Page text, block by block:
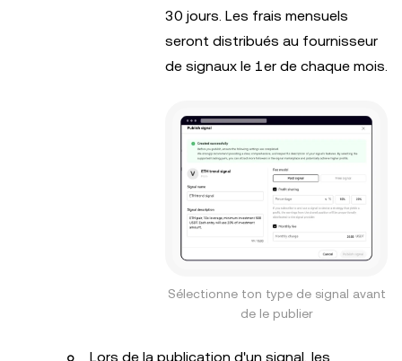
30 jours. Les frais mensuels
seront distribués au fournisseur
de signaux le 1er de chaque mois.
Sélectionne ton type de signal avant
de le publier
Lors de la publication d'un signal, les